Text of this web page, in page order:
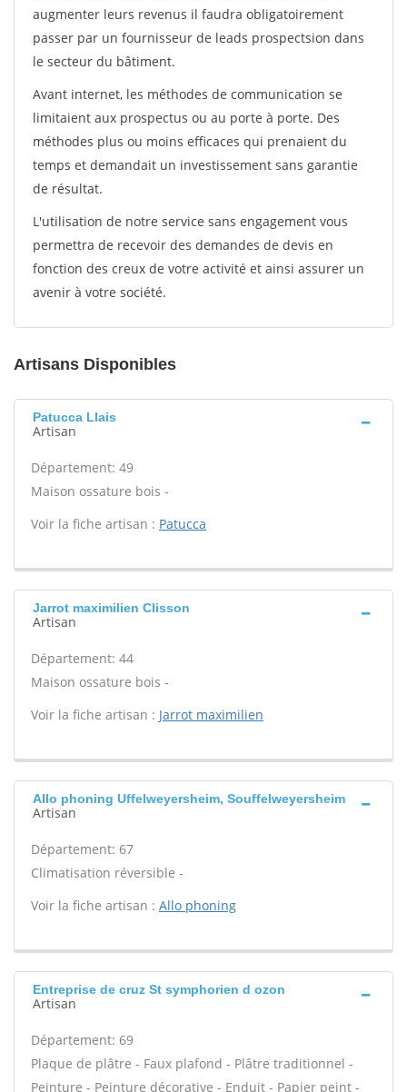
augmenter leurs revenus il faudra obligatoirement
passer par un fournisseur de leads prospectsion dans
le secteur du bâtiment.
Avant internet, les méthodes de communication se
limitaient aux prospectus ou au porte à porte. Des
méthodes plus ou moins efficaces qui prenaient du
temps et demandait un investissement sans garantie
de résultat.
L'utilisation de notre service sans engagement vous
permettra de recevoir des demandes de devis en
fonction des creux de votre activité et ainsi assurer un
avenir à votre société.
Artisans Disponibles
Patucca Llais
Artisan
Département: 49
Maison ossature bois -
Voir la fiche artisan : Patucca
Jarrot maximilien Clisson
Artisan
Département: 44
Maison ossature bois -
Voir la fiche artisan : Jarrot maximilien
Allo phoning Uffelweyersheim, Souffelweyersheim
Artisan
Département: 67
Climatisation réversible -
Voir la fiche artisan : Allo phoning
Entreprise de cruz St symphorien d ozon
Artisan
Département: 69
Plaque de plâtre - Faux plafond - Plâtre traditionnel -
Peinture - Peinture décorative - Enduit - Papier peint -